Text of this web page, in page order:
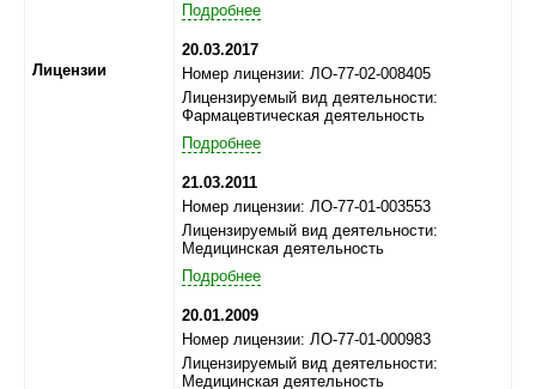
Лицензии
Подробнее
20.03.2017
Номер лицензии: ЛО-77-02-008405
Лицензируемый вид деятельности:
Фармацевтическая деятельность
Подробнее
21.03.2011
Номер лицензии: ЛО-77-01-003553
Лицензируемый вид деятельности:
Медицинская деятельность
Подробнее
20.01.2009
Номер лицензии: ЛО-77-01-000983
Лицензируемый вид деятельности:
Медицинская деятельность